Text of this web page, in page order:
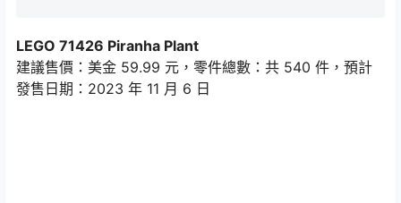
LEGO 71426 Piranha Plant
建議售價：美金 59.99 元，零件總數：共 540 件，預計
發售日期：2023 年 11 月 6 日